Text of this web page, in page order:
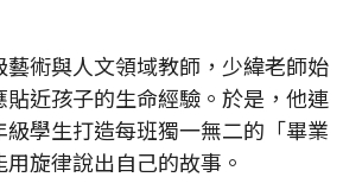
術與人文領域教師，少緯老師始
近孩子的生命經驗。於是，他連
學生打造每班獨一無二的「畢業
旋律說出自己的故事。